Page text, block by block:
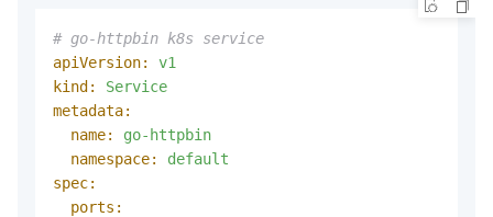
# go-httpbin k8s service
apiVersion:
v1
kind:
Service
metadata:
name:
go-httpbin
namespace:
default
spec:
ports: